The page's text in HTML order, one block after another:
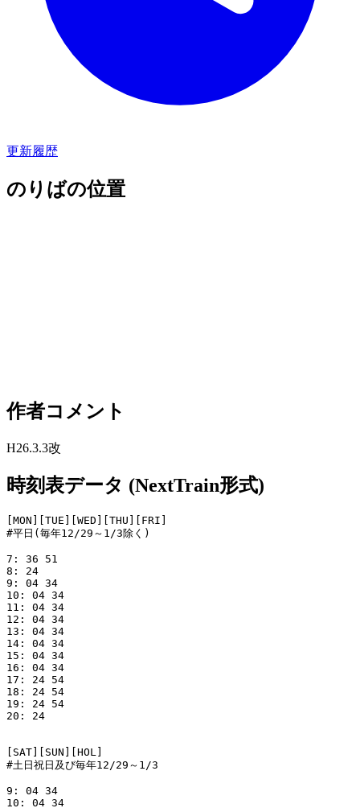
更新履歴
のりばの位置
作者コメント
H26.3.3改
時刻表データ (NextTrain形式)
[MON][TUE][WED][THU][FRI]
#平日(毎年12/29～1/3除く)
7: 36 51
8: 24
9: 04 34
10: 04 34
11: 04 34
12: 04 34
13: 04 34
14: 04 34
15: 04 34
16: 04 34
17: 24 54
18: 24 54
19: 24 54
20: 24
[SAT][SUN][HOL]
#土日祝日及び毎年12/29～1/3
9: 04 34
10: 04 34